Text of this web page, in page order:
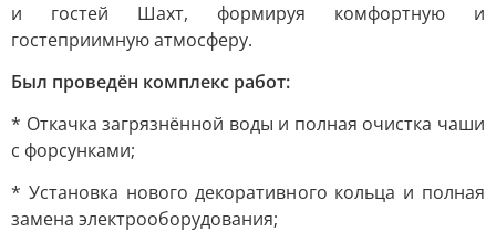
и гостей Шахт, формируя комфортную и
гостеприимную атмосферу.
Был проведён комплекс работ:
* Откачка загрязнённой воды и полная очистка чаши
с форсунками;
* Установка нового декоративного кольца и полная
замена электрооборудования;